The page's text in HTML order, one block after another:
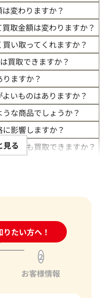
買取をご利用いただき、誠
様の大切な宝石にご満足い
こと、大変嬉しく思います。
満足いただける買取を提供
新の市場動向をしっかりと把
う努めております。
供できたことは、私たちに
お客様からの感謝の言葉をい
第一に考えたサービスが報
いただいた信頼を裏切らない
らに多くのお客様にご満足
。
変わりますか？
取金額は変わりますか？
い取ってくれますか？
買取できますか？
ますか？
いものはありますか？
な商品でしょうか？
影響しますか？
ドでも買取できますか？
、どんなことが影響しま
見る
たい方へ！
合わせフォーム
2
お客様情報